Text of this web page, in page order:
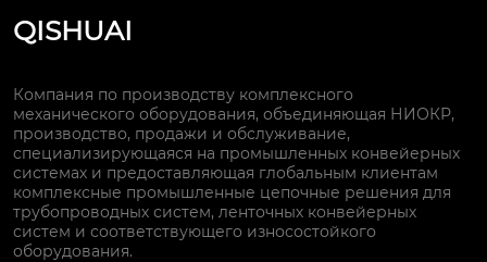
QISHUAI
Компания по производству комплексного
механического оборудования, объединяющая НИОКР,
производство, продажи и обслуживание,
специализирующаяся на промышленных конвейерных
системах и предоставляющая глобальным клиентам
комплексные промышленные цепочные решения для
трубопроводных систем, ленточных конвейерных
систем и соответствующего износостойкого
оборудования.